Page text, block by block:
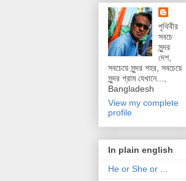
পৃথিবীর
সবচে
সুন্দর
দেশ,
সবচেয়ে সুন্দর শহর, সবচেয়ে
সুন্দর গ্রাম যেখানে...,
Bangladesh
View my complete
profile
In plain english
He or She or ...